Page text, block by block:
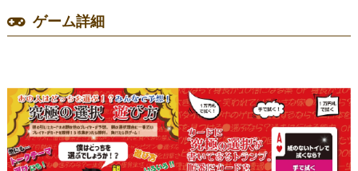
ゲーム詳細